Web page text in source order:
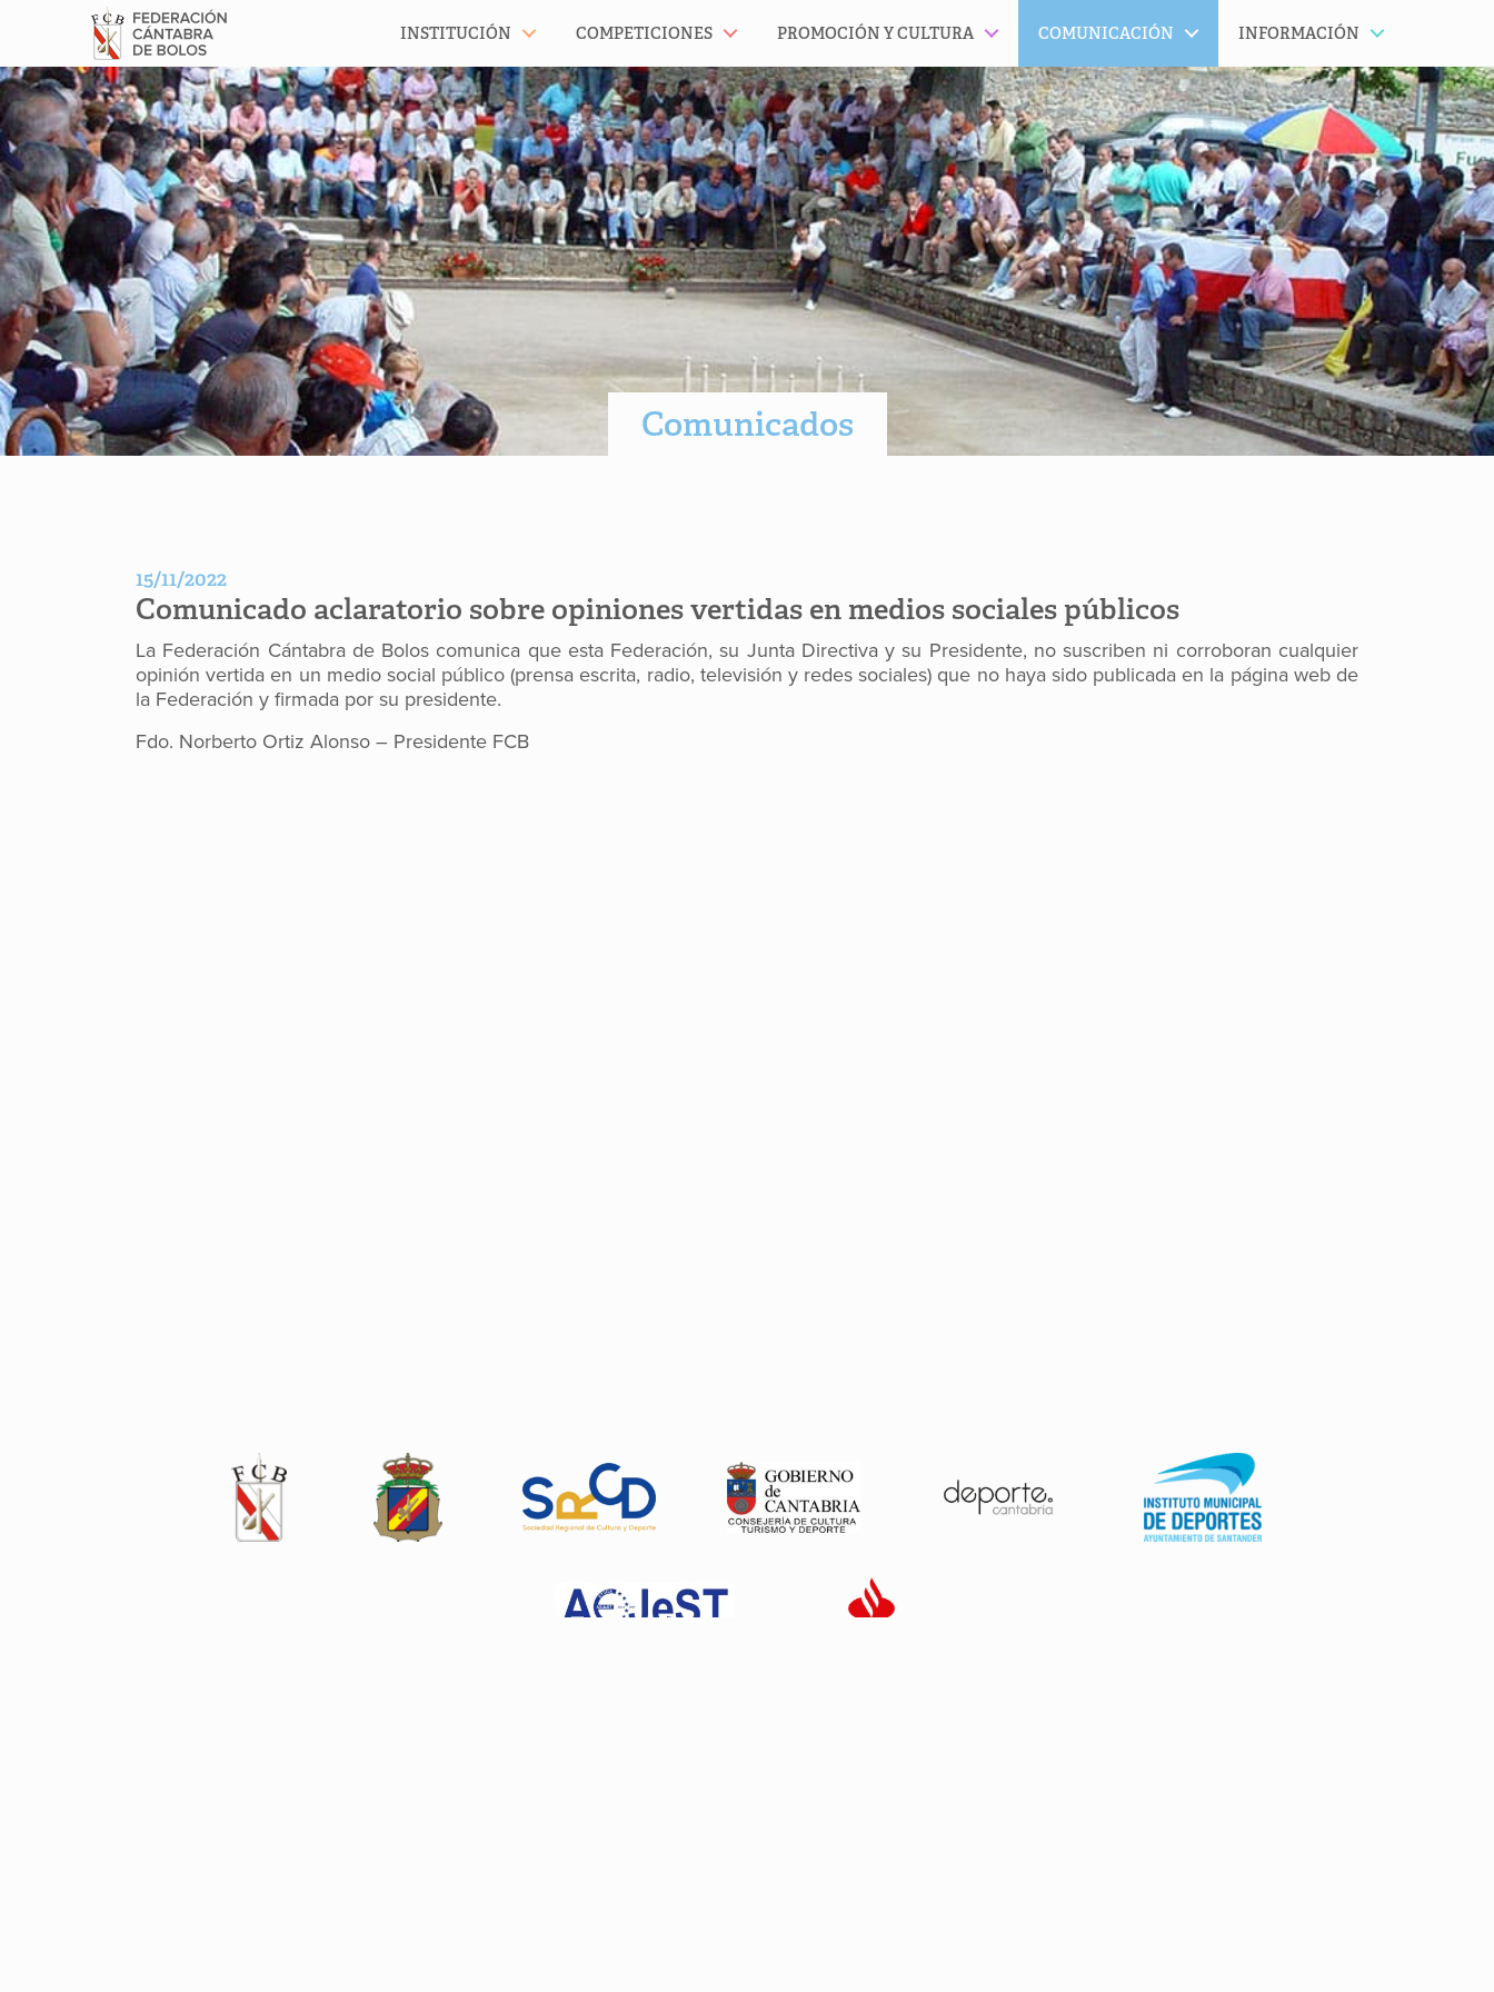
INSTITUCIÓN COMPETICIONES PROMOCIÓN Y CULTURA COMUNICACIÓN INFORMACIÓN
Comunicados
15/11/2022
Comunicado aclaratorio sobre opiniones vertidas en medios sociales públicos
La Federación Cántabra de Bolos comunica que esta Federación, su Junta Directiva y su Presidente, no suscriben ni corroboran cualquier
opinión vertida en un medio social público (prensa escrita, radio, televisión y redes sociales) que no haya sido publicada en la página web de
la Federación y firmada por su presidente.
Fdo. Norberto Ortiz Alonso – Presidente FCB